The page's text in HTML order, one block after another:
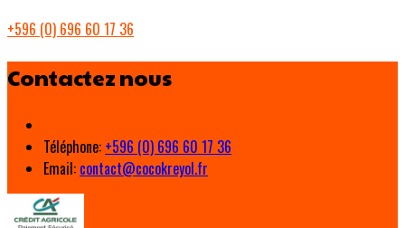
+596 (0) 696 60 17 36
Contactez nous
Téléphone: +596 (0) 696 60 17 36
Email: contact@cocokreyol.fr